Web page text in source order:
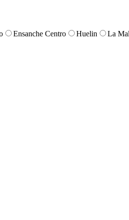
Ensanche Centro Huelin La